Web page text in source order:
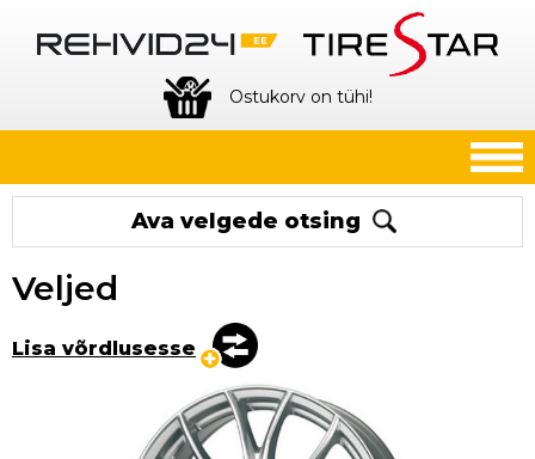
Ostukorv on tühi!
Ava velgede otsing
Veljed
Lisa võrdlusesse